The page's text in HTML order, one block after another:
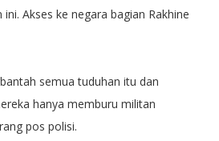
Akses ke negara bagian Rakhine
semua tuduhan itu dan
hanya memburu militan
pos polisi.